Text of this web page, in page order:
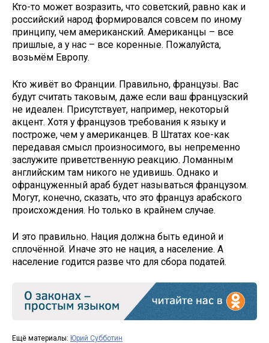
Кто-то может возразить, что советский, равно как и
российский народ формировался совсем по иному
принципу, чем американский. Американцы – все
пришлые, а у нас – все коренные. Пожалуйста,
возьмём Европу.
Кто живёт во Франции. Правильно, французы. Вас
будут считать таковым, даже если ваш французский
не идеален. Присутствует, например, некоторый
акцент. Хотя у французов требования к языку и
построже, чем у американцев. В Штатах кое-как
передавая смысл произносимого, вы непременно
заслужите приветственную реакцию. Ломанным
английским там никого не удивишь. Однако и
офранцуженный араб будет называться французом.
Могут, конечно, сказать, что это француз арабского
происхождения. Но только в крайнем случае.
И это правильно. Нация должна быть единой и
сплочённой. Иначе это не нация, а население. А
население годится разве что для сбора податей.
Ещё материалы: Юрий Субботин